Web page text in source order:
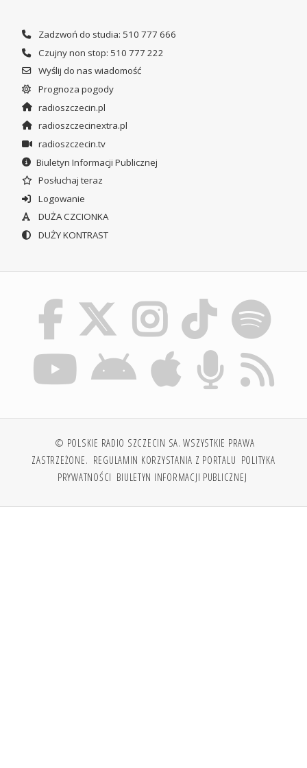
Zadzwoń do studia: 510 777 666
Czujny non stop: 510 777 222
Wyślij do nas wiadomość
Prognoza pogody
radioszczecin.pl
radioszczecinextra.pl
radioszczecin.tv
Biuletyn Informacji Publicznej
Posłuchaj teraz
Logowanie
DUŻA CZCIONKA
DUŻY KONTRAST
© POLSKIE RADIO SZCZECIN SA. WSZYSTKIE PRAWA
ZASTRZEŻONE. REGULAMIN KORZYSTANIA Z PORTALU POLITYKA
PRYWATNOŚCI BIULETYN INFORMACJI PUBLICZNEJ